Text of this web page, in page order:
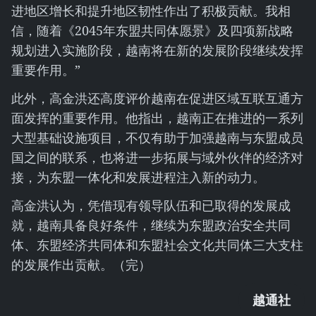
进地区增长和提升地区韧性作出了积极贡献。我相
信，随着《2045年东盟共同体愿景》及四项新战略
规划进入实施阶段，越南将在新的发展阶段继续发挥
重要作用。”
此外，高金洪还高度评价越南在促进区域互联互通方
面发挥的重要作用。他指出，越南正在推进的一系列
大型基础设施项目，不仅有助于加强越南与东盟成员
国之间的联系，也将进一步拓展与域外伙伴的经济对
接，为东盟一体化和发展进程注入新的动力。
高金洪认为，凭借现有领导队伍和已取得的发展成
就，越南具备良好条件，继续为东盟政治安全共同
体、东盟经济共同体和东盟社会文化共同体三大支柱
的发展作出贡献。（完）
越通社